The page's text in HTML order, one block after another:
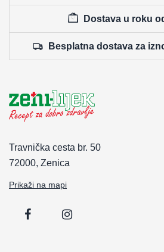
Dostava u roku
Besplatna dostava za
Travnička cesta br. 50
72000, Zenica
Prikaži na mapi